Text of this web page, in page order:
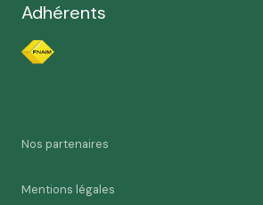
Adhérents
Nos partenaires
Mentions légales